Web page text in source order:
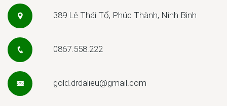
389 Lê Thái Tổ, Phúc Thành, Ninh Bình
0867.558.222
gold.drdalieu@gmail.com